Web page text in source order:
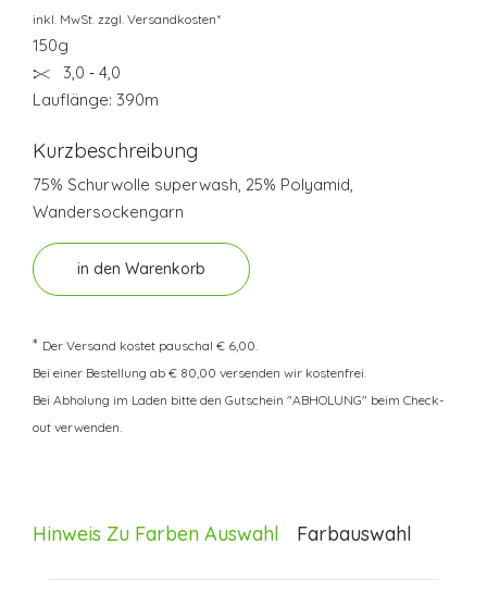
inkl. MwSt. zzgl. Versandkosten*
150g
3,0 ‐ 4,0
Lauflänge: 390m
Kurzbeschreibung
75% Schurwolle superwash, 25% Polyamid,
Wandersockengarn
in den Warenkorb
* Der Versand kostet pauschal € 6,00.
Bei einer Bestellung ab € 80,00 versenden wir kostenfrei.
Bei Abholung im Laden bitte den Gutschein "ABHOLUNG" beim Check-
out verwenden.
Hinweis Zu Farben Auswahl Farbauswahl